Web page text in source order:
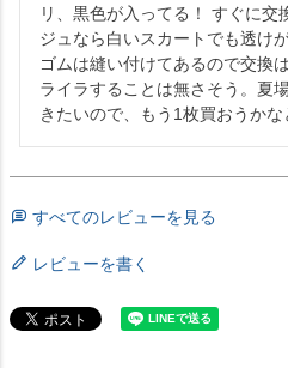
リ、黒色が入ってる！ すぐに交
ジュなら白いスカートでも透け
ゴムは縫い付けてあるので交換
ライラすることは無さそう。夏
きたいので、もう1枚買おうかな
すべてのレビューを見る
レビューを書く